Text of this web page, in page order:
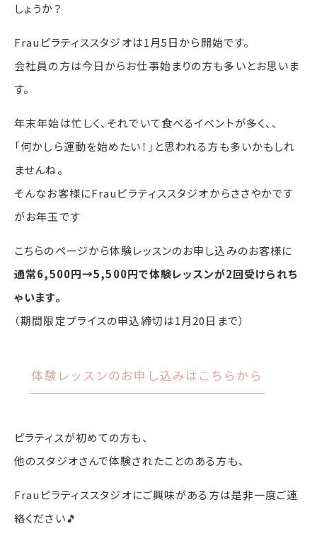
しょうか？
Frauピラティススタジオは1月5日から開始です。
会社員の方は今日からお仕事始まりの方も多いとお思いま
す。
年末年始は忙しく、それでいて食べるイベントが多く、、
「何かしら運動を始めたい！」と思われる方も多いかもしれ
ませんね。
そんなお客様にFrauピラティススタジオからささやかです
がお年玉です
こちらのページから体験レッスンのお申し込みのお客様に
通常6,500円→5,500円で体験レッスンが2回受けられち
ゃいます。
（期間限定プライスの申込締切は1月20日まで）
体験レッスンのお申し込みはこちらから
ピラティスが初めての方も、
他のスタジオさんで体験されたことのある方も、
Frauピラティススタジオにご興味がある方は是非一度ご連
絡ください🎵